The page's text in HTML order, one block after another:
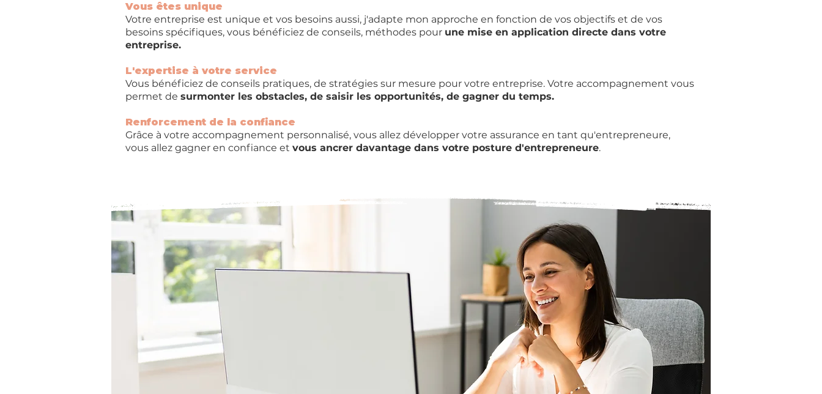
Vous êtes unique
Votre entreprise est unique et vos besoins aussi, j'adapte mon approche en fonction de vos objectifs et de vos
besoins spécifiques, vous bénéficiez de conseils, méthodes pour une mise en application directe dans votre
entreprise.​
L'expertise à votre service
Vous bénéficiez de conseils pratiques, de stratégies sur mesure pour votre entreprise. Votre accompagnement vous
permet de surmonter les obstacles, de saisir les opportunités, de gagner du temps.
Renforcement de la confiance
Grâce à votre accompagnement personnalisé, vous allez développer votre assurance en tant qu'entrepreneure,
vous allez gagner en confiance et vous ancrer davantage dans votre posture d'entrepreneure.